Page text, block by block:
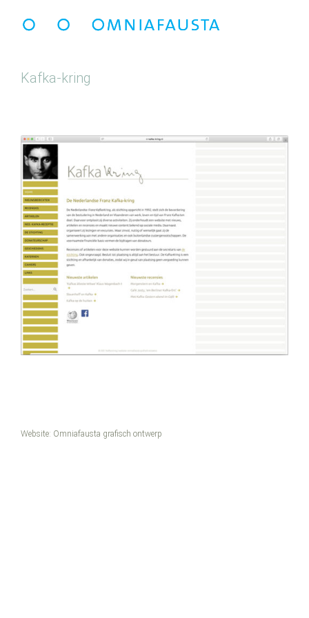
Kafka-kring
Website: Omniafausta grafisch ontwerp